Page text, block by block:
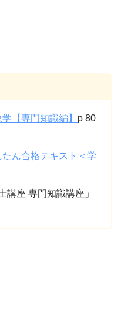
【専門知識編】 p 80
ん合格テキスト＜学
講座 専門知識講座」